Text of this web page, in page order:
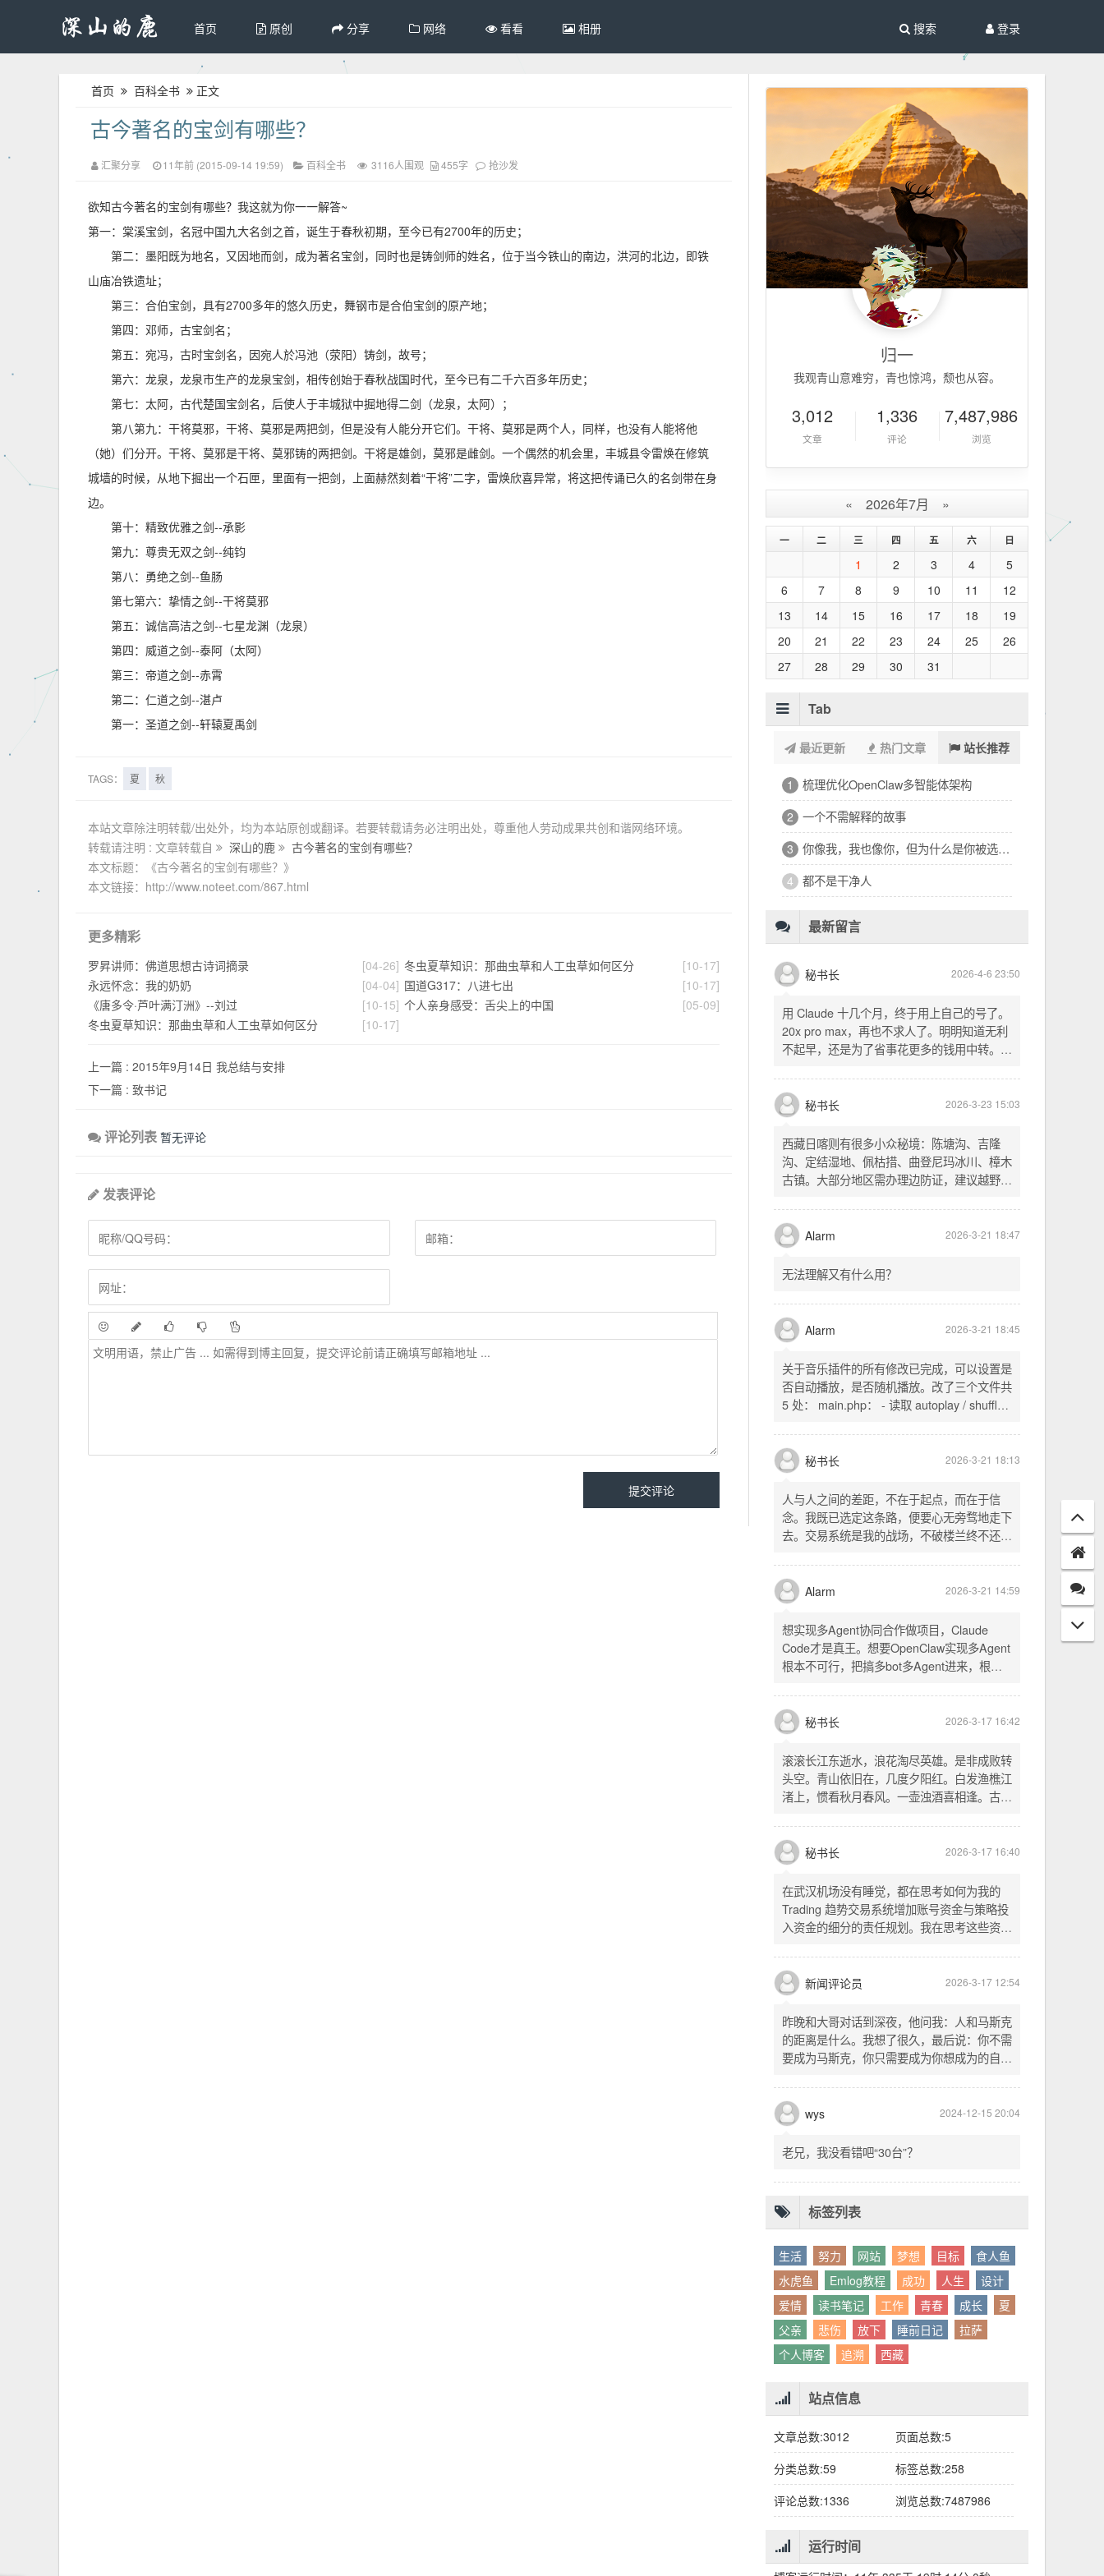
首页 原创 分享 网络 看看 相册 登录
搜索
首页 百科全书 正文
古今著名的宝剑有哪些？
汇聚分享 11年前 (2015-09-14 19:59) 百科全书 3116人围观 455字 抢沙发
欲知古今著名的宝剑有哪些？我这就为你一一解答~
第一：棠溪宝剑，名冠中国九大名剑之首，诞生于春秋初期，至今已有2700年的历史；
第二：墨阳既为地名，又因地而剑，成为著名宝剑，同时也是铸剑师的姓名，位于当今铁山的南边，洪河的北边，即铁
山庙冶铁遗址；
第三：合伯宝剑，具有2700多年的悠久历史，舞钢市是合伯宝剑的原产地；
第四：邓师，古宝剑名；
第五：宛冯，古时宝剑名，因宛人於冯池（荥阳）铸剑，故号；
第六：龙泉，龙泉市生产的龙泉宝剑，相传创始于春秋战国时代，至今已有二千六百多年历史；
第七：太阿，古代楚国宝剑名，后使人于丰城狱中掘地得二剑（龙泉，太阿）；
第八第九：干将莫邪，干将、莫邪是两把剑，但是没有人能分开它们。干将、莫邪是两个人，同样，也没有人能将他
（她）们分开。干将、莫邪是干将、莫邪铸的两把剑。干将是雄剑，莫邪是雌剑。一个偶然的机会里，丰城县令雷焕在修筑
城墙的时候，从地下掘出一个石匣，里面有一把剑，上面赫然刻着“干将”二字，雷焕欣喜异常，将这把传诵已久的名剑带在身
边。
第十：精致优雅之剑--承影
第九：尊贵无双之剑--纯钧
第八：勇绝之剑--鱼肠
第七第六：挚情之剑--干将莫邪
第五：诚信高洁之剑--七星龙渊（龙泉）
第四：威道之剑--泰阿（太阿）
第三：帝道之剑--赤霄
第二：仁道之剑--湛卢
第一：圣道之剑--轩辕夏禹剑
TAGS： 夏 秋
本站文章除注明转载/出处外，均为本站原创或翻译。若要转载请务必注明出处，尊重他人劳动成果共创和谐网络环境。
转载请注明 : 文章转载自
深山的鹿
古今著名的宝剑有哪些？
本文标题：《古今著名的宝剑有哪些？》
本文链接：http://www.noteet.com/867.html
更多精彩
[04-26]
罗昇讲师：佛道思想古诗词摘录
[04-04]
永远怀念：我的奶奶
[10-15]
《唐多令·芦叶满汀洲》--刘过
[10-17]
冬虫夏草知识：那曲虫草和人工虫草如何区分
[10-17]
冬虫夏草知识：那曲虫草和人工虫草如何区分
[10-17]
国道G317：八进七出
[05-09]
个人亲身感受：舌尖上的中国
上一篇 : 2015年9月14日 我总结与安排
下一篇 : 致书记
评论列表 暂无评论
发表评论
归一
我观青山意难穷，青也惊鸿，颓也从容。
3,012
文章
1,336
评论
7,487,986
浏览
« 2026年7月 »
一 二 三 四 五 六 日
1 2 3 4
5
6
7 8 9 10 11
12
13
14 15 16 17 18
19
20
21 22 23 24 25
26
27
28 29 30 31
Tab
最近更新 热门文章 站长推荐
1 浑浑噩噩一整天，签了个十万的工程
2 32岁的深夜，有点惶恐
3 修车、装盖板、忙到深夜的琐碎一天
4 看完文德的二手房，护板一路响回电城
6 十六万二千八提了特斯拉，又看上东园公馆
秘书长 2026-4-6 23:50
用 Claude 十几个月，终于用上自己的号了。
20x pro max，再也不求人了。明明知道无利
不起早，还是为了省事花更多的钱用中转。链
SSH 用 gost 做 HTTP+SOCKS 转换才能用
多 Agent。配置麻烦了点，设定好了后直接任
意 IP 进行 SSH 登录。畅用，值得纪念。
秘书长 2026-3-23 15:03
西藏日喀则有很多小众秘境：陈塘沟、吉隆
沟、定结湿地、佩枯措、曲登尼玛冰川、樟木
古镇。大部分地区需办理边防证，建议越野
经吉隆口岸前往加德满都，沿途风景绝美。
Alarm
无法理解又有什么用？
Alarm 2026-3-21 18:45
关于音乐插件的所有修改已完成，可以设置是
否自动播放，是否随机播放。改了三个文件共
5 处： main.php： - 读取 autoplay / shuffle
一行两个复选框（自动播放音乐 / 默认随机播
放），带配套 CSS track.php： - 在 var
playlist = [...] 后面输出 _p4zAutoplay 和
autoplay 从后端变量读取，不再硬编码 false
- shuffle 后台开启时强制随机，否则走
秘书长 2026-3-21 18:13
人与人之间的差距，不在于起点，而在于信
念。我既已选定这条路，便要心无旁骛地走下
去。交易系统是我的战场，不破楼兰终不还。
唯有目标，不可动摇。
Alarm 2026-3-21 14:59
想实现多Agent协同合作做项目，Claude
Code才是真王。想要OpenClaw实现多Agent
根本不可行，把搞多bot多Agent进来，根本
秘书长 2026-3-17 16:42
滚滚长江东逝水，浪花淘尽英雄。是非成败转
头空。青山依旧在，几度夕阳红。白发渔樵江
渚上，惯看秋月春风。一壶浊酒喜相逢。古今
的开篇词，气势磅礴，感慨历史兴衰、人生短
暂。晚饭时在墙上看到这句诗，让人感慨万
千。历史长河滚滚向前，多少英雄豪杰都随江
件事。
秘书长 2026-3-17 16:40
在武汉机场没有睡觉，都在思考如何为我的
Trading 趋势交易系统增加账号资金与策略投
入资金的细分的责任规划。我在思考这些资金
投入资金是每个策略单独分配的资金。昨天回
到家之后，我也在为博客增加这些功能，把交
易系统理念落实到代码层面。东西用久了需要
新闻评论员 2026-3-17 12:54
昨晚和大哥对话到深夜，他问我：人和马斯克
的距离是什么。我想了很久，最后说：你不需
要成为马斯克，你只需要成为你想成为的自
以为差距是钱、是资源、是运气，但真正的差
只问我想做什么。而我们，花了太多时间活成
别人眼中的应该。这句话不是安慰，是提醒：
你的人生，不需要复刻任何人的轨迹。
wys
老兄，我没看错吧“30台”？
标签列表
生活 努力 网站 梦想 目标
食人鱼
水虎鱼
Emlog教程 成功 人生
设计
爱情
读书笔记 工作
父亲
悲伤 放下
个人博客
追溯 西藏
站点信息
文章总数:3012
页面总数:5
分类总数:59
评论总数:1336
浏览总数:7487986